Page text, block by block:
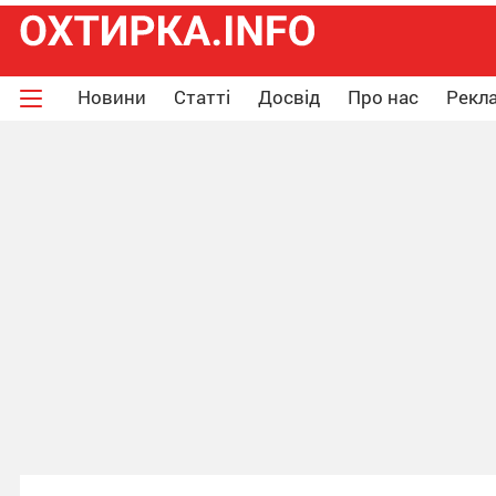
Новини Статті Досвід Про нас